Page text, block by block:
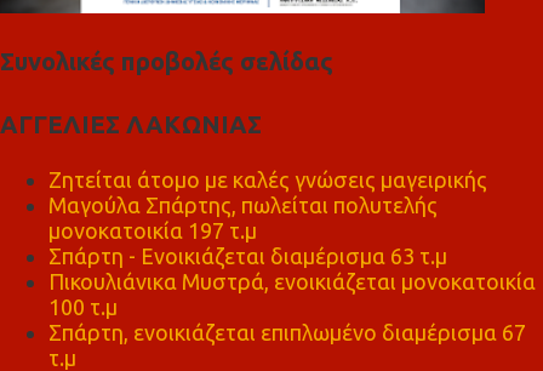
Συνολικές προβολές σελίδας
ΑΓΓΕΛΙΕΣ ΛΑΚΩΝΙΑΣ
Ζητείται άτομο με καλές γνώσεις μαγειρικής
Μαγούλα Σπάρτης, πωλείται πολυτελής
μονοκατοικία 197 τ.μ
Σπάρτη - Ενοικιάζεται διαμέρισμα 63 τ.μ
Πικουλιάνικα Μυστρά, ενοικιάζεται μονοκατοικία
100 τ.μ
Σπάρτη, ενοικιάζεται επιπλωμένο διαμέρισμα 67
τ.μ